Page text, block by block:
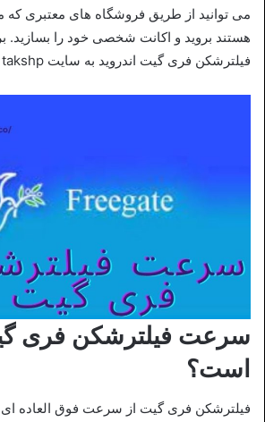
می توانید از طریق فروشگاه های معتبری
هستند بروید و اکانت شخصی خود را بسازید.
فیلترشکن فری گیت اندروید به سایت takshp نگاهی بیندازید.
سرعت فیلترشکن فری
است؟
فیلترشکن فری گیت از سرعت فوق العاده